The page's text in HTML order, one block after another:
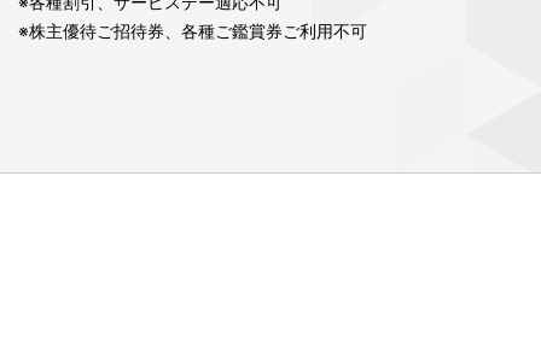
※株主優待ご招待券、各種ご鑑賞券ご利用不可